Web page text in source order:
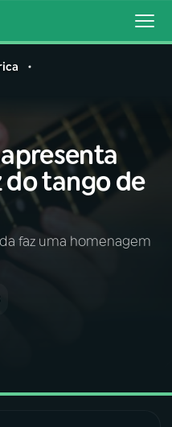
do tango de
faz uma homenagem